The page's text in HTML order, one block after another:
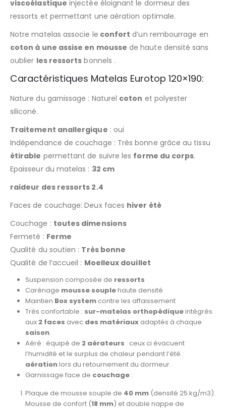
viscoélastique injectée éloignant le dormeur des
ressorts et permettant une aération optimale.
Notre matelas associe le confort d’un rembourrage en
coton à une assise en mousse de haute densité sans
oublier les ressorts bonnels .
Caractéristiques Matelas Eurotop 120×190:
Nature du garnissage : Naturel coton et polyester
siliconé.
Traitement anallergique : oui
Indépendance de couchage : Très bonne grâce au tissu
étirable permettant de suivre les forme du corps.
Epaisseur du matelas : 32 cm
raideur des ressorts 2.4
Faces de couchage: Deux faces hiver été
Couchage : toutes dimensions
Fermeté : Ferme
Qualité du soutien : Très bonne
Qualité de l’accueil : Moelleux douillet
Suspension composée de ressorts
Carénage mousse souplehaute densité
Maintien Box systemcontre les affaissement
Très confortable : sur-matelas orthopédiqueintégrés
aux 2 faces avec des matériauxadaptés à chaque
saison.
Aéré : équipé de 2 aérateurs : ceux ci évacuent
l’humidité et le surplus de chaleur pendant l’été :
aérationlors du retournement du dormeur.
Garnissage face de couchage:
Plaque de mousse souple de 40 mm(densité 25 kg/m3).
Mousse de confort (18 mm) et double nappe de